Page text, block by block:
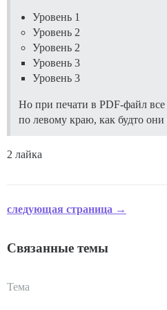
Уровень 1
Уровень 2
Уровень 2
Уровень 3
Уровень 3
Но при печати в PDF-файл
по левому краю, как будто они
2 лайка
следующая страница →
Связанные темы
Тема